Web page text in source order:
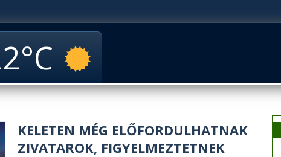
KELETEN MÉG ELŐFORDULHATNAK
ZIVATAROK, FIGYELMEZTETNEK